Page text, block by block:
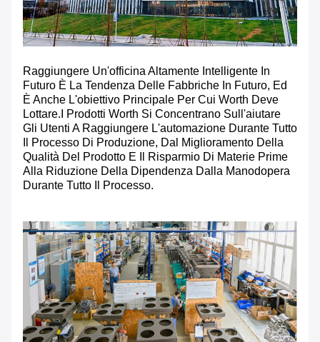
Raggiungere Un'officina Altamente Intelligente In
Futuro È La Tendenza Delle Fabbriche In Futuro, Ed
È Anche L'obiettivo Principale Per Cui Worth Deve
Lottare.I Prodotti Worth Si Concentrano Sull'aiutare
Gli Utenti A Raggiungere L'automazione Durante Tutto
Il Processo Di Produzione, Dal Miglioramento Della
Qualità Del Prodotto E Il Risparmio Di Materie Prime
Alla Riduzione Della Dipendenza Dalla Manodopera
Durante Tutto Il Processo.